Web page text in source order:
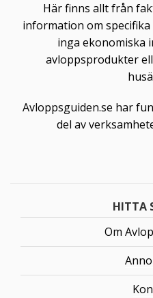
Här finns allt från
information om
inga ekonomiska
avloppsprodukter
Avloppsguiden.se har
del av
HITTA
Om